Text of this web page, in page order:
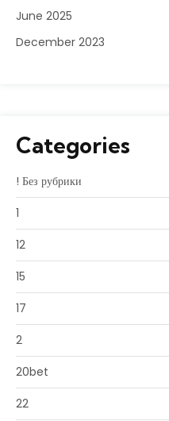
June 2025
December 2023
Categories
! Без рубрики
1
12
15
17
2
20bet
22